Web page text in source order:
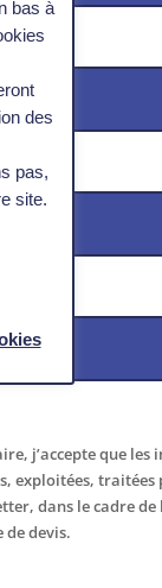
j’accepte que les
exploitées,
dans le cadre
de devis.
bas à
des
pas,
site.